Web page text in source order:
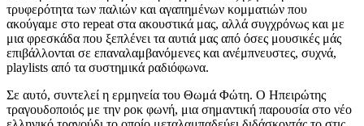
τρυφερότητα των παλιών και αγαπημένων κομματιών που
ακούγαμε στο repeat στα ακουστικά μας, αλλά συγχρόνως και με
μια φρεσκάδα που ξεπλένει τα αυτιά μας από όσες μουσικές μάς
επιβάλλονται σε επαναλαμβανόμενες και ανέμπνευστες, συχνά,
playlists από τα συστημικά ραδιόφωνα.
Σε αυτό, συντελεί η ερμηνεία του Θωμά Φώτη. Ο Ηπειρώτης
τραγουδοποιός με την ροκ φωνή, μια σημαντική παρουσία στο νέο